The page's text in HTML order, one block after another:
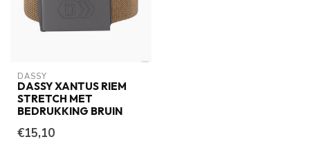
DASSY
DASSY XANTUS RIEM
STRETCH MET
BEDRUKKING BRUIN
€15,10